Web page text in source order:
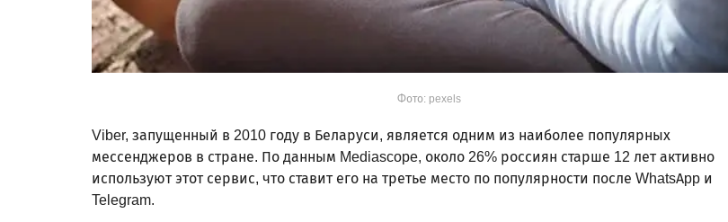
Фото: pexels
Viber, запущенный в 2010 году в Беларуси, является одним из наиболее популярных
мессенджеров в стране. По данным Mediascope, около 26% россиян старше 12 лет активно
используют этот сервис, что ставит его на третье место по популярности после WhatsApp и
Telegram.